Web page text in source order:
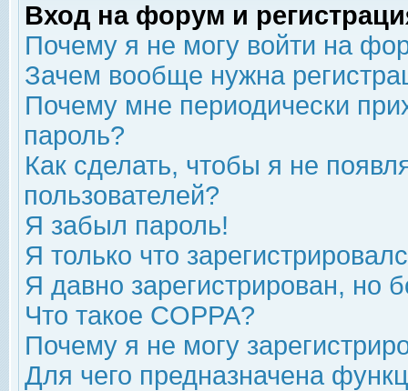
Вход на форум и
Почему я не могу войти на
Зачем вообще нужна
Почему мне периодически
пароль?
Как сделать, чтобы я не
пользователей?
Я забыл пароль!
Я только что
Я давно зарегистрирован, но
Что такое COPPA?
Почему я не могу
Для чего предназначена